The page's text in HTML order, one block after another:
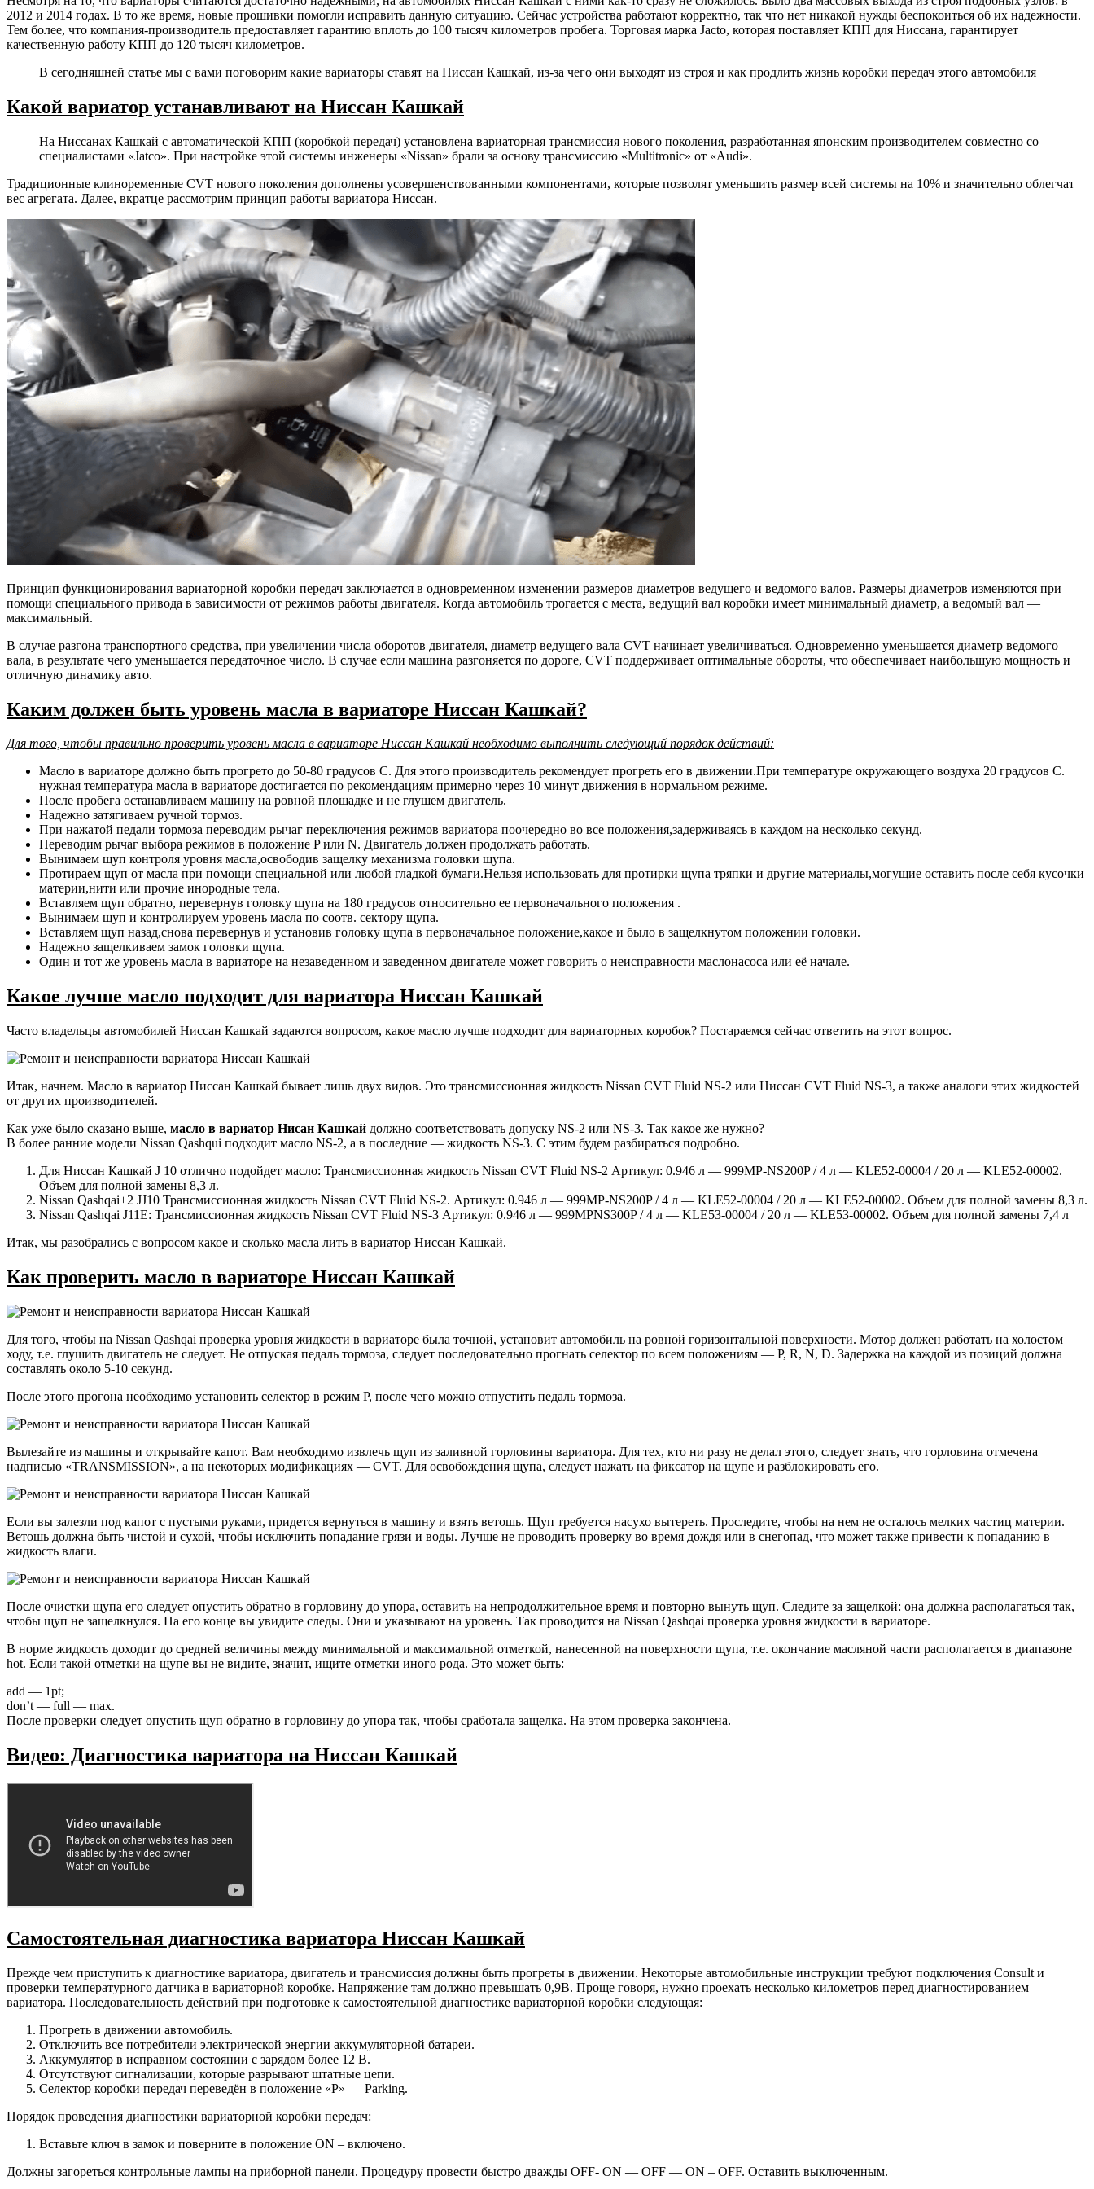
Ниссан
Кашкай
2012 и 2014 годах. В то же время, новые прошивки помогли исправить данную ситуацию. Сейчас устройства работают корректно, так что нет никакой нужды беспокоиться об их надежности.
Тем более, что компания-производитель предоставляет гарантию вплоть до 100 тысяч километров пробега. Торговая марка Jacto, которая поставляет КПП для Ниссана, гарантирует
качественную работу КПП до 120 тысяч километров.
В сегодняшней статье мы с вами поговорим какие вариаторы ставят на Ниссан Кашкай, из-за чего они выходят из строя и как продлить жизнь коробки передач этого автомобиля
Какой вариатор устанавливают на Ниссан Кашкай
На Ниссанах Кашкай с автоматической КПП (коробкой передач) установлена вариаторная трансмиссия нового поколения, разработанная японским производителем совместно со
специалистами «Jatco». При настройке этой системы инженеры «Nissan» брали за основу трансмиссию «Multitronic» от «Audi».
Традиционные клиноременные CVT нового поколения дополнены усовершенствованными компонентами, которые позволят уменьшить размер всей системы на 10% и значительно облегчат
вес агрегата. Далее, вкратце рассмотрим принцип работы вариатора Ниссан.
Принцип функционирования вариаторной коробки передач заключается в одновременном изменении размеров диаметров ведущего и ведомого валов. Размеры диаметров изменяются при
помощи специального привода в зависимости от режимов работы двигателя. Когда автомобиль трогается с места, ведущий вал коробки имеет минимальный диаметр, а ведомый вал —
максимальный.
В случае разгона транспортного средства, при увеличении числа оборотов двигателя, диаметр ведущего вала CVT начинает увеличиваться. Одновременно уменьшается диаметр ведомого
вала, в результате чего уменьшается передаточное число. В случае если машина разгоняется по дороге, CVT поддерживает оптимальные обороты, что обеспечивает наибольшую мощность и
отличную динамику авто.
Каким должен быть уровень масла в вариаторе Ниссан Кашкай?
Для того, чтобы правильно проверить уровень масла в вариаторе Ниссан Кашкай необходимо выполнить следующий порядок действий:
Масло в вариаторе должно быть прогрето до 50-80 градусов С. Для этого производитель рекомендует прогреть его в движении.При температуре окружающего воздуха 20 градусов С.
нужная температура масла в вариаторе достигается по рекомендациям примерно через 10 минут движения в нормальном режиме.
После пробега останавливаем машину на ровной площадке и не глушем двигатель.
Надежно затягиваем ручной тормоз.
При нажатой педали тормоза переводим рычаг переключения режимов вариатора поочередно во все положения,задерживаясь в каждом на несколько секунд.
Переводим рычаг выбора режимов в положение P или N. Двигатель должен продолжать работать.
Вынимаем щуп контроля уровня масла,освободив защелку механизма головки щупа.
Протираем щуп от масла при помощи специальной или любой гладкой бумаги.Нельзя использовать для протирки щупа тряпки и другие материалы,могущие оставить после себя кусочки
материи,нити или прочие инородные тела.
Вставляем щуп обратно, перевернув головку щупа на 180 градусов относительно ее первоначального положения .
Вынимаем щуп и контролируем уровень масла по соотв. сектору щупа.
Вставляем щуп назад,снова перевернув и установив головку щупа в первоначальное положение,какое и было в защелкнутом положении головки.
Надежно защелкиваем замок головки щупа.
Один и тот же уровень масла в вариаторе на незаведенном и заведенном двигателе может говорить о неисправности маслонасоса или её начале.
Какое лучше масло подходит для вариатора Ниссан Кашкай
Часто владельцы автомобилей Ниссан Кашкай задаются вопросом, какое масло лучше подходит для вариаторных коробок? Постараемся сейчас ответить на этот вопрос.
Итак, начнем. Масло в вариатор Ниссан Кашкай бывает лишь двух видов. Это трансмиссионная жидкость Nissan CVT Fluid NS-2 или Ниссан CVT Fluid NS-3, а также аналоги этих жидкостей
от других производителей.
Как уже было сказано выше, масло в вариатор Нисан Кашкай должно соответствовать допуску NS-2 или NS-3. Так какое же нужно?
В более ранние модели Nissan Qashqui подходит масло NS-2, а в последние — жидкость NS-3. С этим будем разбираться подробно.
Для Ниссан Кашкай J 10 отлично подойдет масло: Трансмиссионная жидкость Nissan CVT Fluid NS-2 Артикул: 0.946 л — 999MP-NS200P / 4 л — KLE52-00004 / 20 л — KLE52-00002.
Объем для полной замены 8,3 л.
Nissan Qashqai+2 JJ10 Трансмиссионная жидкость Nissan CVT Fluid NS-2. Артикул: 0.946 л — 999MP-NS200P / 4 л — KLE52-00004 / 20 л — KLE52-00002. Объем для полной замены 8,3 л.
Nissan Qashqai J11E: Трансмиссионная жидкость Nissan CVT Fluid NS-3 Артикул: 0.946 л — 999MPNS300P / 4 л — KLE53-00004 / 20 л — KLE53-00002. Объем для полной замены 7,4 л
Итак, мы разобрались с вопросом какое и сколько масла лить в вариатор Ниссан Кашкай.
Как проверить масло в вариаторе Ниссан Кашкай
Для того, чтобы на Nissan Qashqai проверка уровня жидкости в вариаторе была точной, установит автомобиль на ровной горизонтальной поверхности. Мотор должен работать на холостом
ходу, т.е. глушить двигатель не следует. Не отпуская педаль тормоза, следует последовательно прогнать селектор по всем положениям — P, R, N, D. Задержка на каждой из позиций должна
составлять около 5-10 секунд.
После этого прогона необходимо установить селектор в режим P, после чего можно отпустить педаль тормоза.
Вылезайте из машины и открывайте капот. Вам необходимо извлечь щуп из заливной горловины вариатора. Для тех, кто ни разу не делал этого, следует знать, что горловина отмечена
надписью «TRANSMISSION», а на некоторых модификациях — CVT. Для освобождения щупа, следует нажать на фиксатор на щупе и разблокировать его.
Если вы залезли под капот с пустыми руками, придется вернуться в машину и взять ветошь. Щуп требуется насухо вытереть. Проследите, чтобы на нем не осталось мелких частиц материи.
Ветошь должна быть чистой и сухой, чтобы исключить попадание грязи и воды. Лучше не проводить проверку во время дождя или в снегопад, что может также привести к попаданию в
жидкость влаги.
После очистки щупа его следует опустить обратно в горловину до упора, оставить на непродолжительное время и повторно вынуть щуп. Следите за защелкой: она должна располагаться так,
чтобы щуп не защелкнулся. На его конце вы увидите следы. Они и указывают на уровень. Так проводится на Nissan Qashqai проверка уровня жидкости в вариаторе.
В норме жидкость доходит до средней величины между минимальной и максимальной отметкой, нанесенной на поверхности щупа, т.е. окончание масляной части располагается в диапазоне
hot. Если такой отметки на щупе вы не видите, значит, ищите отметки иного рода. Это может быть:
add — 1pt;
don’t — full — max.
После проверки следует опустить щуп обратно в горловину до упора так, чтобы сработала защелка. На этом проверка закончена.
Видео: Диагностика вариатора на Ниссан Кашкай
Самостоятельная диагностика вариатора Ниссан Кашкай
Прежде чем приступить к диагностике вариатора, двигатель и трансмиссия должны быть прогреты в движении. Некоторые автомобильные инструкции требуют подключения Consult и
проверки температурного датчика в вариаторной коробке. Напряжение там должно превышать 0,9В. Проще говоря, нужно проехать несколько километров перед диагностированием
вариатора. Последовательность действий при подготовке к самостоятельной диагностике вариаторной коробки следующая:
Прогреть в движении автомобиль.
Отключить все потребители электрической энергии аккумуляторной батареи.
Аккумулятор в исправном состоянии с зарядом более 12 В.
Отсутствуют сигнализации, которые разрывают штатные цепи.
Селектор коробки передач переведён в положение «P» — Parking.
Порядок проведения диагностики вариаторной коробки передач:
Вставьте ключ в замок и поверните в положение ON – включено.
Должны загореться контрольные лампы на приборной панели. Процедуру провести быстро дважды OFF- ON — OFF — ON – OFF. Оставить выключенным.